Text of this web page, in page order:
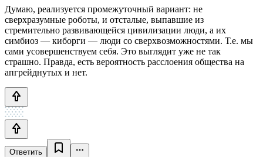
Думаю, реализуется промежуточный вариант: не
сверхразумные роботы, и отсталые, выпавшие из
стремительно развивающейся цивилизации люди, а их
симбиоз — киборги — люди со сверхвозможностями. Т.е. мы
сами усовершенствуем себя. Это выглядит уже не так
страшно. Правда, есть вероятность расслоения общества на
апгрейднутых и нет.
Ответить